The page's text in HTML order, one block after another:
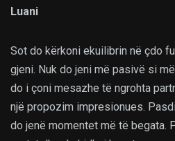
Luani
Sot do kërkoni ekuilibrin në çdo
gjeni. Nuk do jeni më pasivë si
do i çoni mesazhe të ngrohta
një propozim impresionues.
do jenë momentet më të begata.